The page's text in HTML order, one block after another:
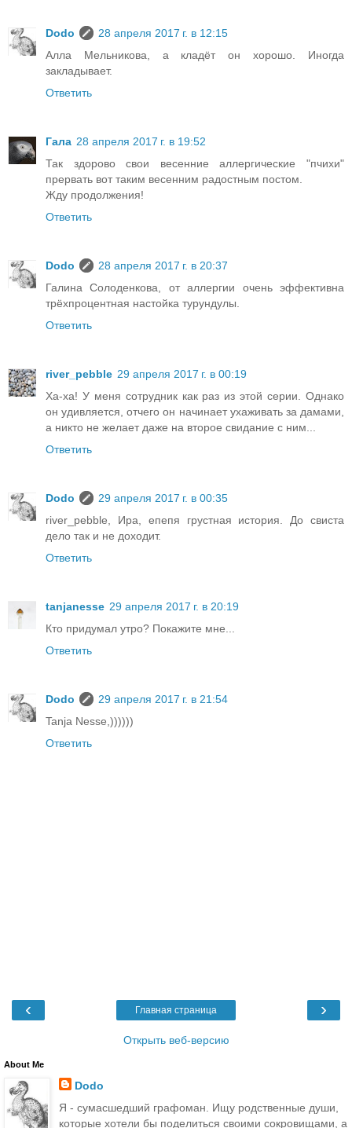
Dodo
28 апреля 2017 г. в 12:15
Алла Мельникова, а кладёт он хорошо. Иногда
закладывает.
Ответить
Гала 28 апреля 2017 г. в 19:52
Так здорово свои весенние аллергические "пчихи"
прервать вот таким весенним радостным постом.
Жду продолжения!
Ответить
Dodo
28 апреля 2017 г. в 20:37
Галина Солоденкова, от аллергии очень эффективна
трёхпроцентная настойка турундулы.
Ответить
river_pebble 29 апреля 2017 г. в 00:19
Ха-ха! У меня сотрудник как раз из этой серии. Однако
он удивляется, отчего он начинает ухаживать за дамами,
а никто не желает даже на второе свидание с ним...
Ответить
Dodo
29 апреля 2017 г. в 00:35
river_pebble, Ира, епепя грустная история. До свиста
дело так и не доходит.
Ответить
tanjanesse 29 апреля 2017 г. в 20:19
Кто придумал утро? Покажите мне...
Ответить
Dodo
29 апреля 2017 г. в 21:54
Tanja Nesse,))))))
Ответить
‹ ›
Главная страница
Открыть веб-версию
About Me
Dodo
Я - сумасшедший графоман. Ищу родственные души,
которые хотели бы поделиться своими сокровищами, а